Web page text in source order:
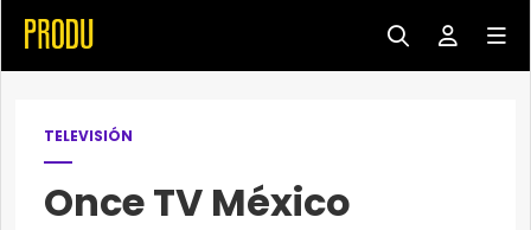
TELEVISIÓN
Once TV México